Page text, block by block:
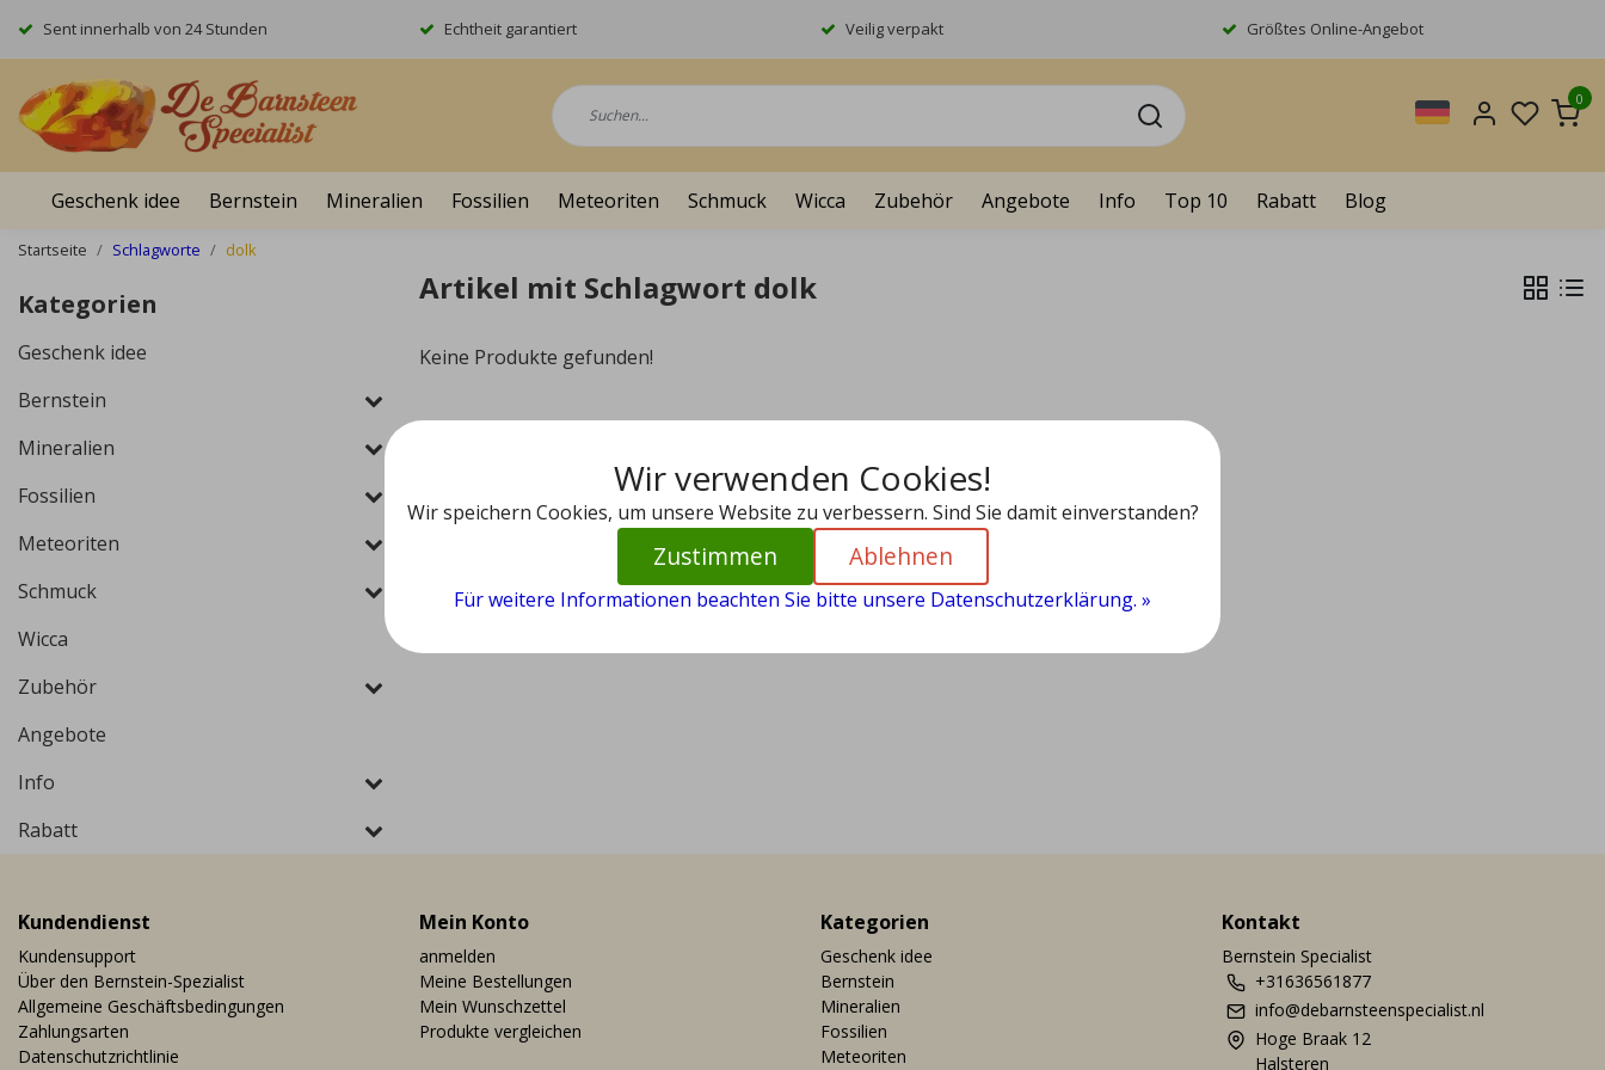
Sent innerhalb von 24 Stunden Echtheit garantiert Veilig verpakt Größtes Online-Angebot
0
Geschenk idee Bernstein Mineralien Fossilien Meteoriten Schmuck Wicca Zubehör Angebote Info Top 10 Rabatt Blog
Startseite Schlagworte dolk
Kategorien
Geschenk idee
Bernstein
Mineralien
Fossilien
Meteoriten
Schmuck
Wicca
Zubehör
Angebote
Info
Rabatt
Artikel mit Schlagwort dolk
Keine Produkte gefunden!
Kundendienst
Kundensupport
Über den Bernstein-Spezialist
Allgemeine Geschäftsbedingungen
Zahlungsarten
Datenschutzrichtlinie
Mein Konto
anmelden
Meine Bestellungen
Mein Wunschzettel
Produkte vergleichen
Kategorien
Geschenk idee
Bernstein
Mineralien
Fossilien
Meteoriten
Kontakt
Bernstein Specialist
+31636561877
info@debarnsteenspecialist.nl
Hoge Braak 12
Halsteren
Wir verwenden Cookies!
Wir speichern Cookies, um unsere Website zu verbessern. Sind Sie damit einverstanden?
Zustimmen Ablehnen
Für weitere Informationen beachten Sie bitte unsere Datenschutzerklärung. »